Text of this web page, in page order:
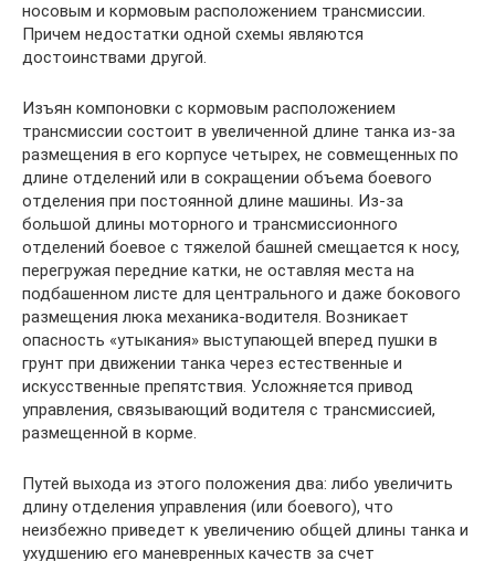
носовым и кормовым расположением трансмиссии.
Причем недостатки одной схемы являются
достоинствами другой.
Изъян компоновки с кормовым расположением
трансмиссии состоит в увеличенной длине танка из-за
размещения в его корпусе четырех, не совмещенных по
длине отделений или в сокращении объема боевого
отделения при постоянной длине машины. Из-за
большой длины моторного и трансмиссионного
отделений боевое с тяжелой башней смещается к носу,
перегружая передние катки, не оставляя места на
подбашенном листе для центрального и даже бокового
размещения люка механика-водителя. Возникает
опасность «утыкания» выступающей вперед пушки в
грунт при движении танка через естественные и
искусственные препятствия. Усложняется привод
управления, связывающий водителя с трансмиссией,
размещенной в корме.
Путей выхода из этого положения два: либо увеличить
длину отделения управления (или боевого), что
неизбежно приведет к увеличению общей длины танка и
ухудшению его маневренных качеств за счет